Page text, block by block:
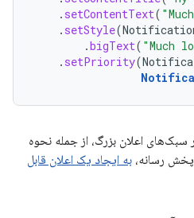
. setContentText(
. setStyle(
.bigText( "Much
. setPriority(
سبک‌های اعلان بزرگ، از جمله نحوه
رسانه، به ایجاد یک اعلان قابل